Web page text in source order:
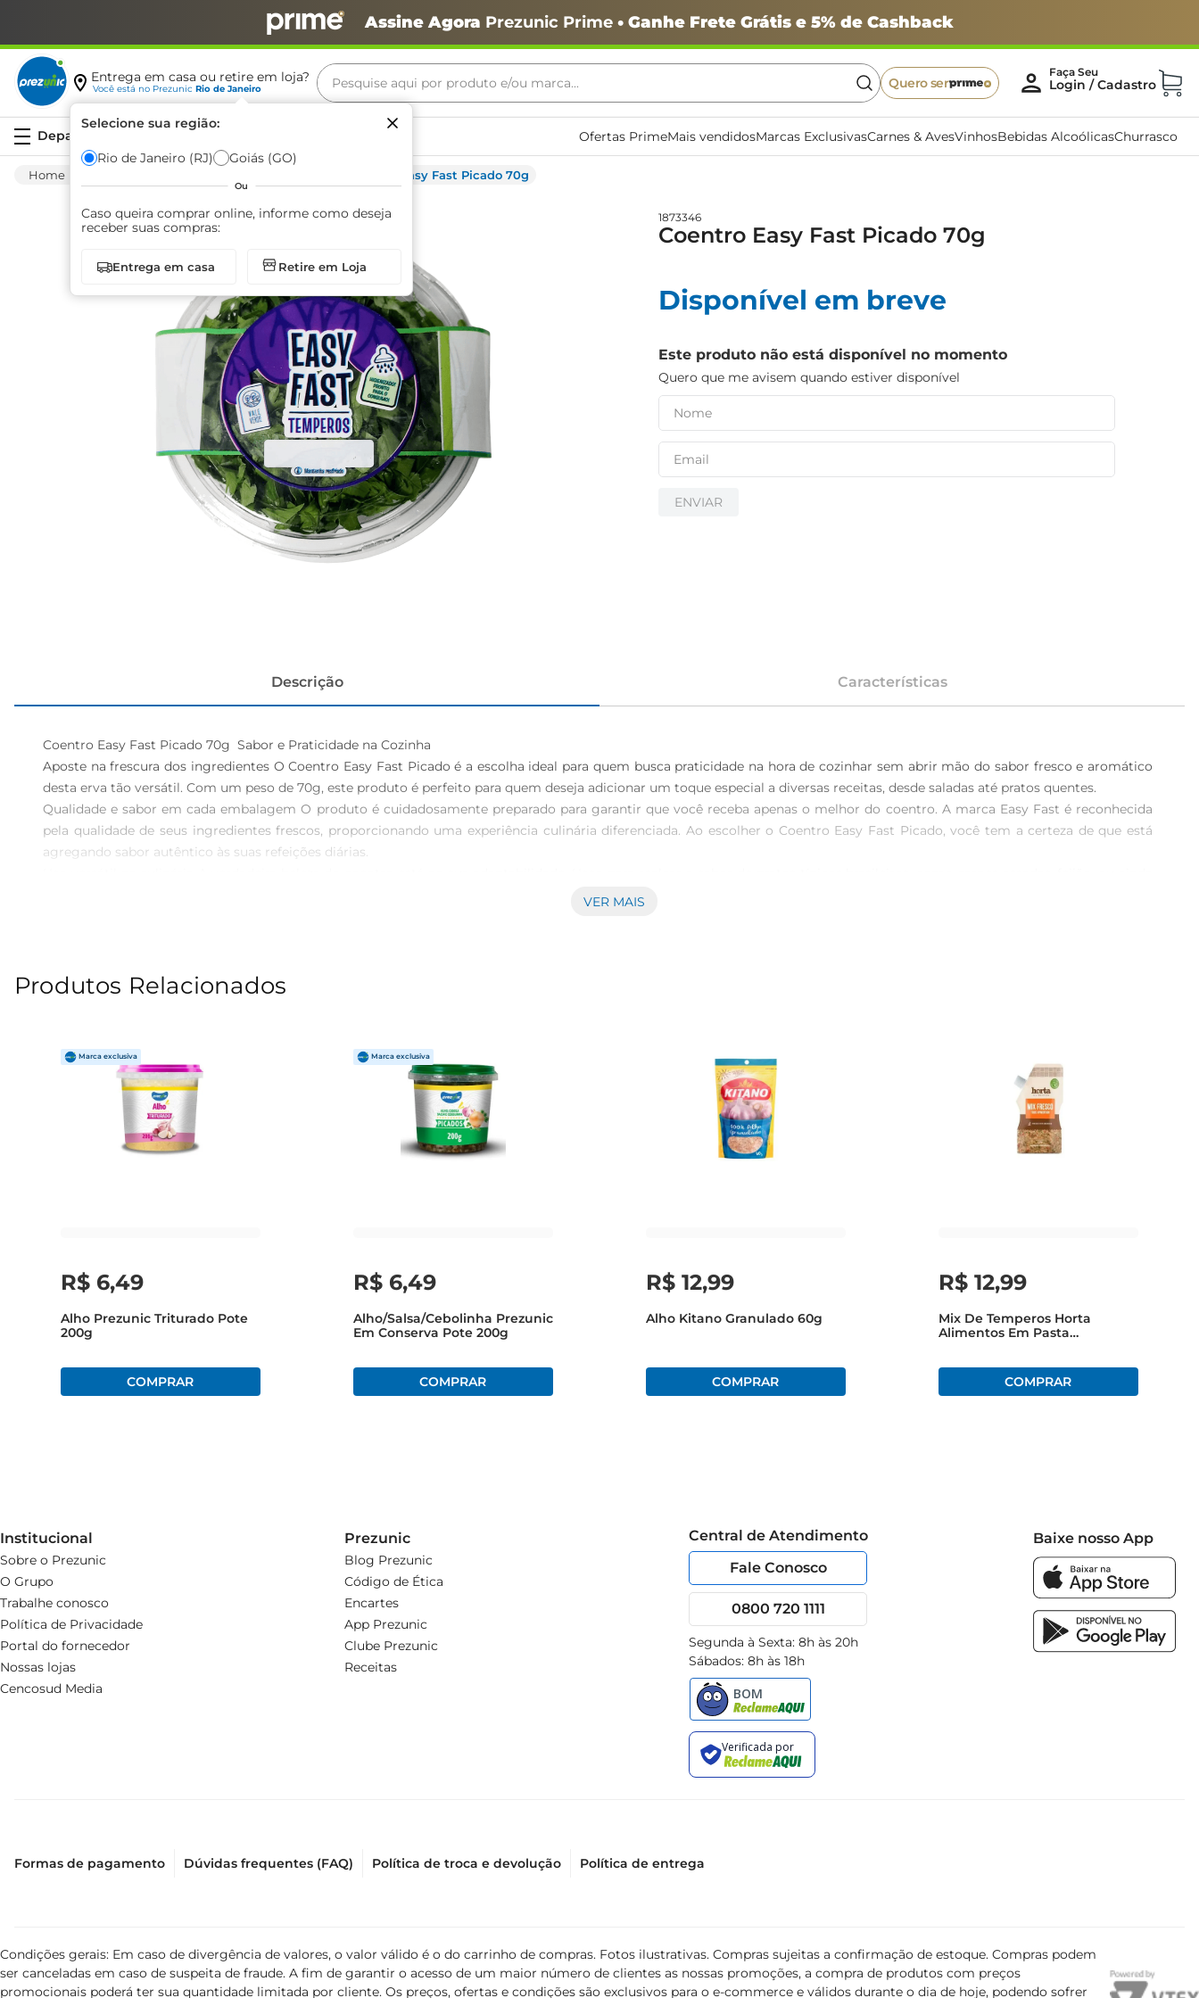
Assine Agora Prezunic Prime• Ganhe Frete Grátis e 5% de Cashback
Entrega em casa ou retire em loja?
Você está no Prezunic Rio de Janeiro
Selecione sua região:
Rio de Janeiro (RJ) Goiás (GO)
Ou
Caso queira comprar online, informe como deseja
receber suas compras:
Entrega em casa Retire em Loja
Pesquise aqui por produto e/ou marca...
Quero ser
Ofertas PrimeMais vendidosMarcas ExclusivasCarnes & AvesVinhosBebidas AlcoólicasChurrasco
Coentro Easy Fast Picado 70g
1873346
Coentro Easy Fast Picado 70g
Disponível em breve
Este produto não está disponível no momento
Quero que me avisem quando estiver disponível
ENVIAR
Descrição Características
Coentro Easy Fast Picado 70g  Sabor e Praticidade na Cozinha
Aposte na frescura dos ingredientes O Coentro Easy Fast Picado é a escolha ideal para quem busca praticidade na hora de cozinhar sem abrir mão do sabor fresco e aromático
desta erva tão versátil. Com um peso de 70g, este produto é perfeito para quem deseja adicionar um toque especial a diversas receitas, desde saladas até pratos quentes.
Qualidade e sabor em cada embalagem O produto é cuidadosamente preparado para garantir que você receba apenas o melhor do coentro. A marca Easy Fast é reconhecida
pela qualidade de seus ingredientes frescos, proporcionando uma experiência culinária diferenciada. Ao escolher o Coentro Easy Fast Picado, você tem a certeza de que está
agregando sabor autêntico às suas refeições diárias.
em receitas de guacamole e molhos refrescantes. Além disso, ele é uma excelente opção para incrementar sopas e cozidos, trazendo frescor e aroma a cada garfada. O Coentro
VER MAIS
Produtos Relacionados
R$ 6,49
Alho Prezunic Triturado Pote
200g
R$ 6,49
Alho/Salsa/Cebolinha Prezunic
Em Conserva Pote 200g
R$ 12,99
Alho Kitano Granulado 60g
R$ 12,99
Mix De Temperos Horta
Alimentos Em Pasta
Institucional
Sobre o Prezunic
O Grupo
Trabalhe conosco
Política de Privacidade
Portal do fornecedor
Nossas lojas
Cencosud Media
Prezunic
Blog Prezunic
Código de Ética
Encartes
App Prezunic
Clube Prezunic
Receitas
Central de Atendimento
Fale Conosco
0800 720 1111
Segunda à Sexta: 8h às 20h
Sábados: 8h às 18h
Baixe nosso App
Formas de pagamento Dúvidas frequentes (FAQ) Política de troca e devolução Política de entrega
Condições gerais: Em caso de divergência de valores, o valor válido é o do carrinho de compras. Fotos ilustrativas. Compras sujeitas a confirmação de estoque. Compras podem
ser canceladas em caso de suspeita de fraude. A fim de garantir o acesso de um maior número de clientes as nossas promoções, a compra de produtos com preços
promocionais poderá ter sua quantidade limitada por cliente. Os preços, ofertas e condições são exclusivos para o e-commerce e válidos durante o dia de hoje, podendo sofrer
Termos mais buscados
café
azeite
biscoito
arroz
iogurte
papel higiênico
cerveja